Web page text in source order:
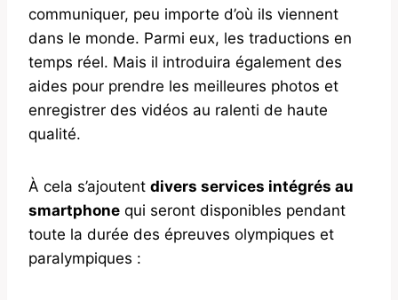
communiquer, peu importe d’où ils viennent
dans le monde. Parmi eux, les traductions en
temps réel. Mais il introduira également des
aides pour prendre les meilleures photos et
enregistrer des vidéos au ralenti de haute
qualité.
À cela s’ajoutent divers services intégrés au
smartphone qui seront disponibles pendant
toute la durée des épreuves olympiques et
paralympiques :